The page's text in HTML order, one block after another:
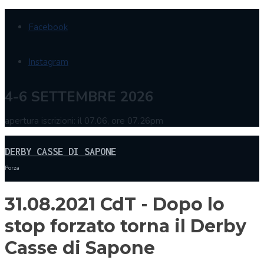
Facebook
Instagram
4-6 SETTEMBRE 2026
apertura iscrizioni: il 07.06, ore 07.26pm
DERBY CASSE DI SAPONE
Porza
31.08.2021 CdT - Dopo lo
stop forzato torna il Derby
Casse di Sapone